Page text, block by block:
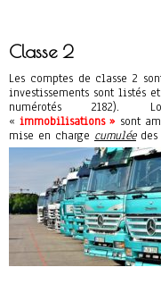
Classe 2
Les comptes de classe 2
investissements sont listés
numérotés 2182).
«immobilisations » sont
mise en charge cumuléedes